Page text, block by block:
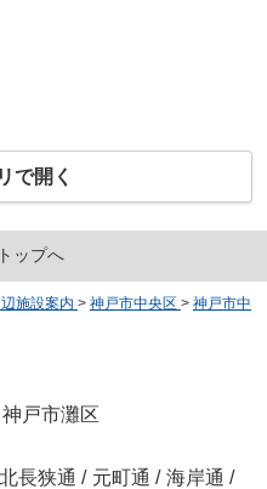
で開く
ップへ
施設案内 > 神戸市中央区 > 神戸市中
神戸市灘区
北長狭通 / 元町通 / 海岸通 /